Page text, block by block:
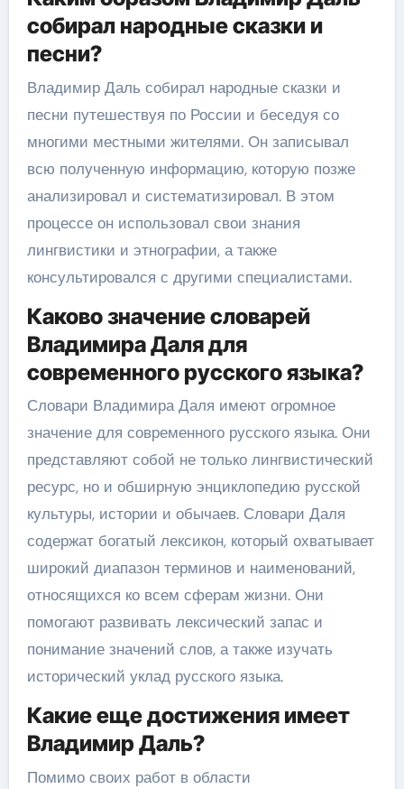
собирал народные сказки и
песни?
Владимир Даль собирал народные сказки и
песни путешествуя по России и беседуя со
многими местными жителями. Он записывал
всю полученную информацию, которую позже
анализировал и систематизировал. В этом
процессе он использовал свои знания
лингвистики и этнографии, а также
консультировался с другими специалистами.
Каково значение словарей
Владимира Даля для
современного русского языка?
Словари Владимира Даля имеют огромное
значение для современного русского языка. Они
представляют собой не только лингвистический
ресурс, но и обширную энциклопедию русской
культуры, истории и обычаев. Словари Даля
содержат богатый лексикон, который охватывает
широкий диапазон терминов и наименований,
относящихся ко всем сферам жизни. Они
помогают развивать лексический запас и
понимание значений слов, а также изучать
исторический уклад русского языка.
Какие еще достижения имеет
Владимир Даль?
Помимо своих работ в области